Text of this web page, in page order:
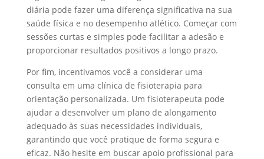
diária pode fazer uma diferença significativa na sua
saúde física e no desempenho atlético. Começar com
sessões curtas e simples pode facilitar a adesão e
proporcionar resultados positivos a longo prazo.
Por fim, incentivamos você a considerar uma
consulta em uma clínica de fisioterapia para
orientação personalizada. Um fisioterapeuta pode
ajudar a desenvolver um plano de alongamento
adequado às suas necessidades individuais,
garantindo que você pratique de forma segura e
eficaz. Não hesite em buscar apoio profissional para